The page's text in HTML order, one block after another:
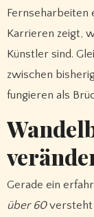
Fernseharbeiten
Karrieren zeigt,
Künstler sind.
zwischen
fungieren als
Gerade ein
über 60versteht